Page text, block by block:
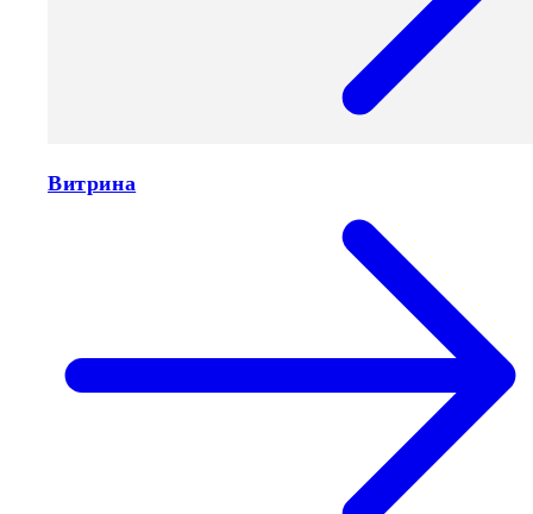
Витрина